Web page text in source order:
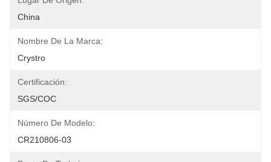
China
Nombre De La Marca:
Crystro
Certificación:
SGS/COC
Número De Modelo:
CR210806-03